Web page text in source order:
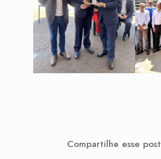
Compartilhe esse post